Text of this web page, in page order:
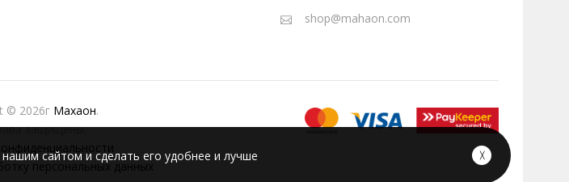
shop@mahaon.com
© 2026г Махаон.
защищены.
персональных данных
сайтом и сделать его удобнее и лучше ╳